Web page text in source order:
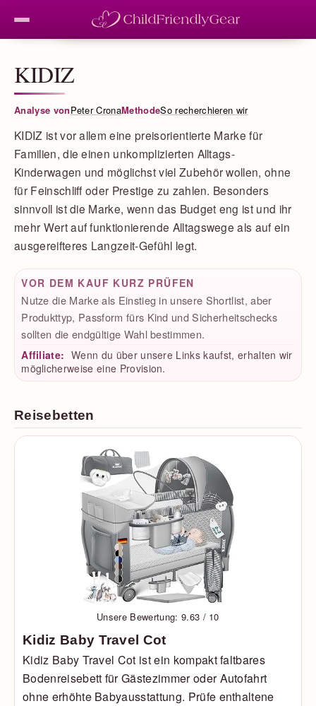
KIDIZ
Analyse vonPeter CronaMethodeSo recherchieren wir
KIDIZ ist vor allem eine preisorientierte Marke für
Familien, die einen unkomplizierten Alltags-
Kinderwagen und möglichst viel Zubehör wollen, ohne
für Feinschliff oder Prestige zu zahlen. Besonders
sinnvoll ist die Marke, wenn das Budget eng ist und ihr
mehr Wert auf funktionierende Alltagswege als auf ein
ausgereifteres Langzeit-Gefühl legt.
VOR DEM KAUF KURZ PRÜFEN
Nutze die Marke als Einstieg in unsere Shortlist, aber
Produkttyp, Passform fürs Kind und Sicherheitschecks
sollten die endgültige Wahl bestimmen.
Affiliate: Wenn du über unsere Links kaufst, erhalten wir
möglicherweise eine Provision.
Reisebetten
Unsere Bewertung: 9.63 / 10
Kidiz Baby Travel Cot
Kidiz Baby Travel Cot ist ein kompakt faltbares
Bodenreisebett für Gästezimmer oder Autofahrt
ohne erhöhte Babyausstattung. Prüfe enthaltene